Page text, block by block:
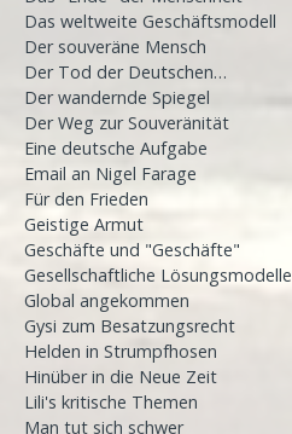
Das weltweite Geschäftsmodell
Der souveräne Mensch
Der Tod der Deutschen…
Der wandernde Spiegel
Der Weg zur Souveränität
Eine deutsche Aufgabe
Email an Nigel Farage
Für den Frieden
Geistige Armut
Geschäfte und "Geschäfte"
Gesellschaftliche Lösungsmodelle
Global angekommen
Gysi zum Besatzungsrecht
Helden in Strumpfhosen
Hinüber in die Neue Zeit
Lili's kritische Themen
Man tut sich schwer